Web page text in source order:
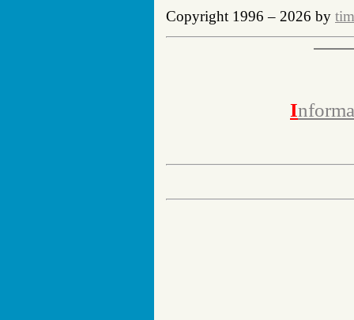
Copyright 1996 – 2026 by
I